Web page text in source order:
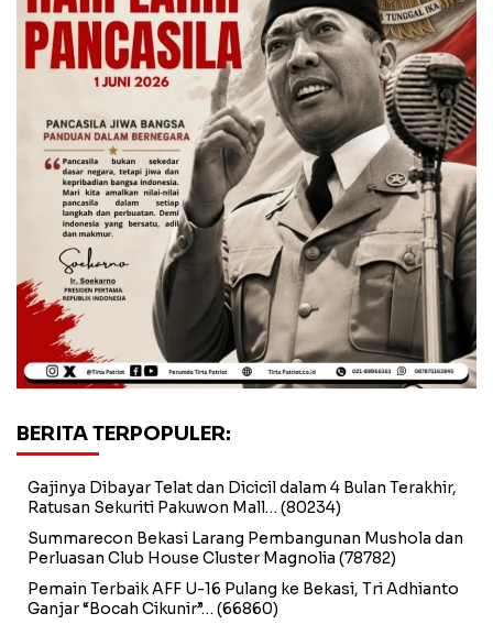
BERITA TERPOPULER:
Gajinya Dibayar Telat dan Dicicil dalam 4 Bulan Terakhir,
Ratusan Sekuriti Pakuwon Mall… (80234)
Summarecon Bekasi Larang Pembangunan Mushola dan
Perluasan Club House Cluster Magnolia (78782)
Pemain Terbaik AFF U-16 Pulang ke Bekasi, Tri Adhianto
Ganjar “Bocah Cikunir”… (66860)